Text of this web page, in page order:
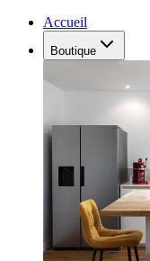
Accueil
Boutique